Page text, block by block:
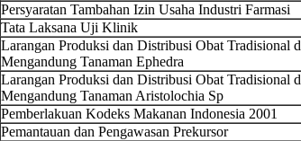
Persyaratan Tambahan Izin Usaha Industri Farmasi
Tata Laksana Uji Klinik
Larangan Produksi dan Distribusi Obat Tradisional
Mengandung Tanaman Ephedra
Larangan Produksi dan Distribusi Obat Tradisional
Mengandung Tanaman Aristolochia Sp
Pemberlakuan Kodeks Makanan Indonesia 2001
Pemantauan dan Pengawasan Prekursor